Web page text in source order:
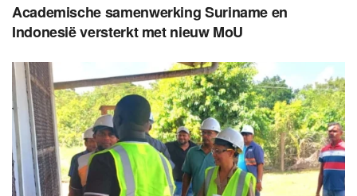
Academische samenwerking Suriname en
Indonesië versterkt met nieuw MoU